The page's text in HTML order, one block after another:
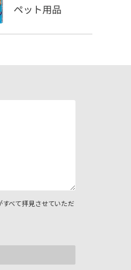
べて拝見させていただ